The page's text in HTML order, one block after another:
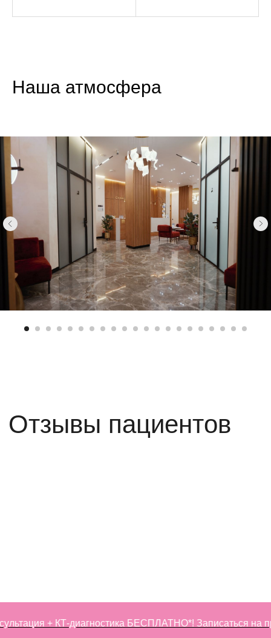
Наша атмосфера
+ КТ-диагностика БЕСПЛАТНО*! Записаться на приём!